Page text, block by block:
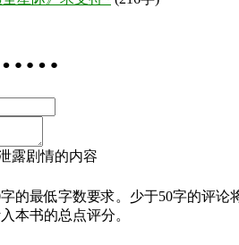
……
露剧情的内容
的最低字数要求。少于50字的评论
本书的总点评分。